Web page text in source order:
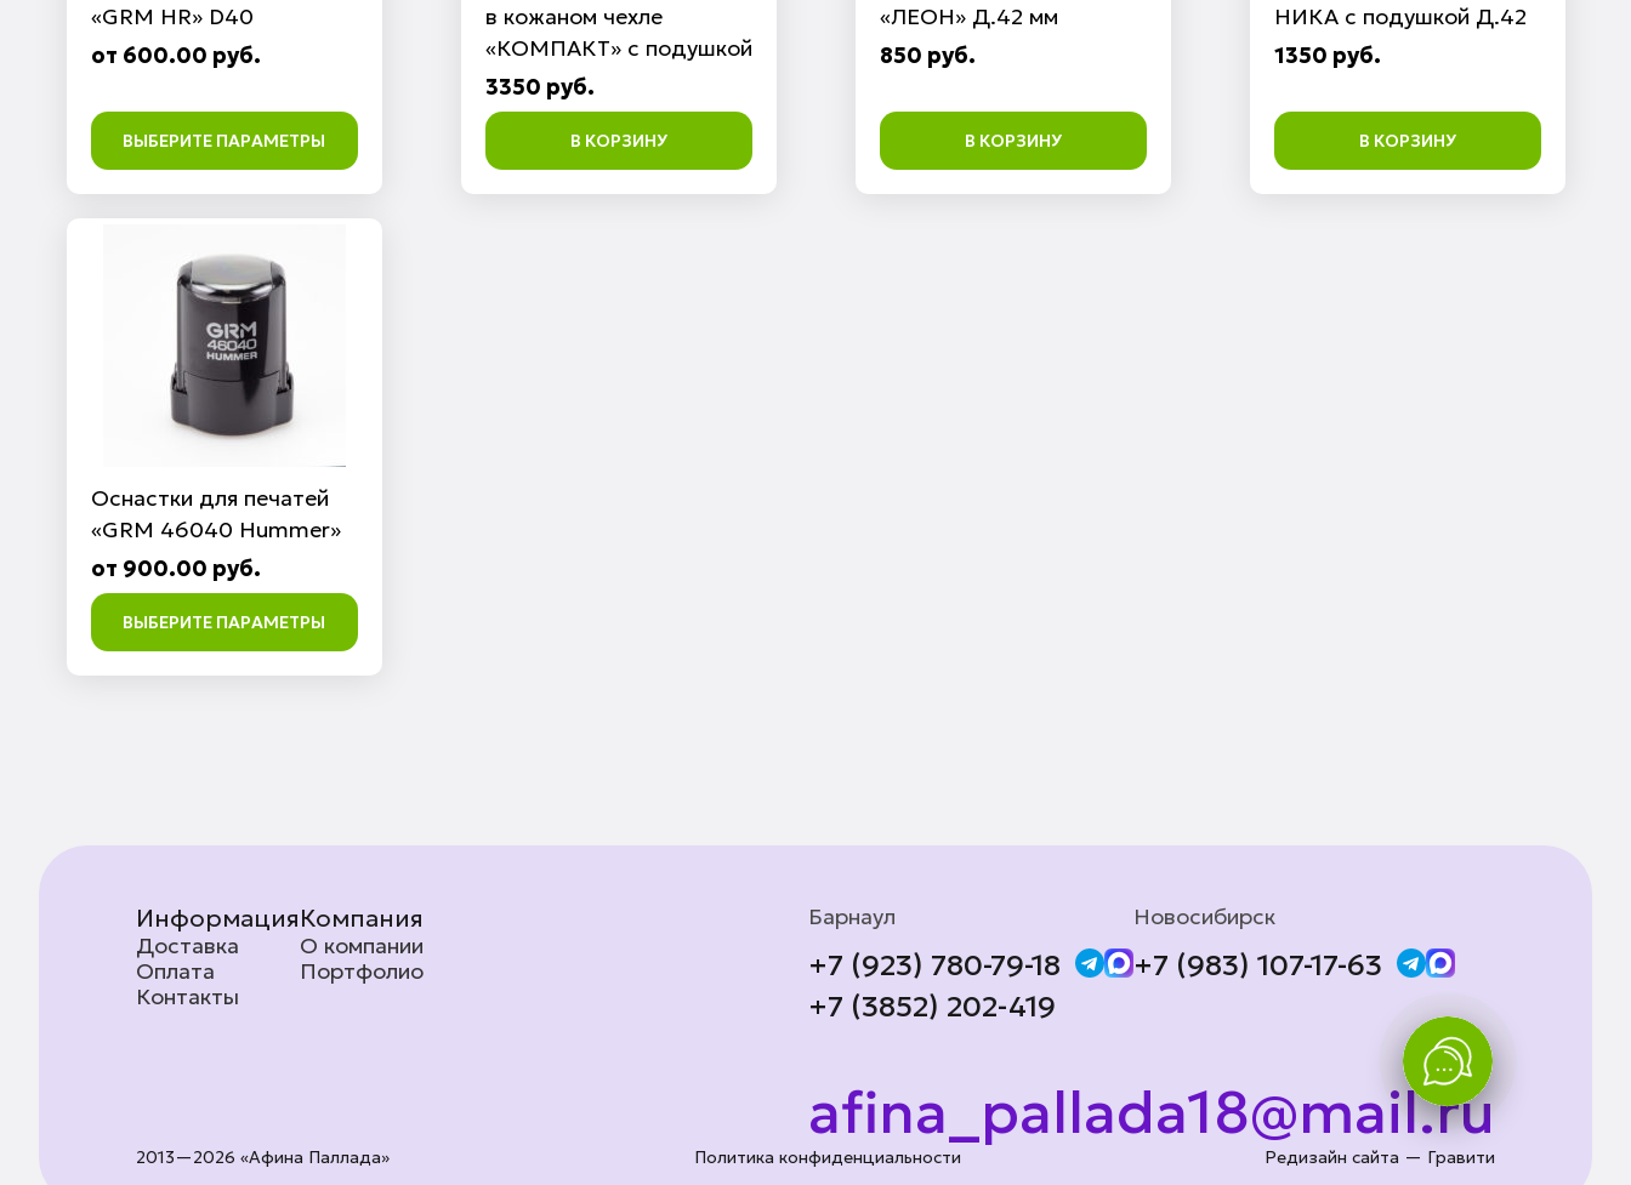
«GRM HR» D40
от 600.00 руб.
ВЫБЕРИТЕ ПАРАМЕТРЫ
в кожаном чехле
«КОМПАКТ» с подушкой
3350 руб.
В КОРЗИНУ
«ЛЕОН» Д.42 мм
850 руб.
В КОРЗИНУ
НИКА с подушкой Д.42
1350 руб.
В КОРЗИНУ
Оснастки для печатей
«GRM 46040 Hummer»
от 900.00 руб.
ВЫБЕРИТЕ ПАРАМЕТРЫ
Информация
Доставка
Оплата
Контакты
Компания
О компании
Портфолио
Барнаул
+7 (923) 780-79-18
+7 (3852) 202-419
Новосибирск
+7 (983) 107-17-63
afina_pallada18@mail.ru
2013—2026 «Афина Паллада» Политика конфиденциальности Редизайн сайта — Гравити